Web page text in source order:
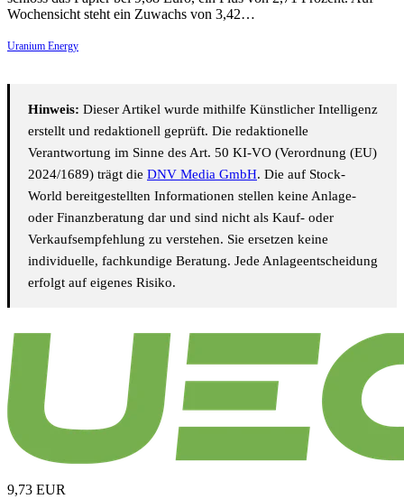
Wochensicht steht ein Zuwachs von 3,42…
Uranium Energy
Hinweis: Dieser Artikel wurde mithilfe Künstlicher Intelligenz
erstellt und redaktionell geprüft. Die redaktionelle
Verantwortung im Sinne des Art. 50 KI-VO (Verordnung (EU)
2024/1689) trägt die DNV Media GmbH. Die auf Stock-
World bereitgestellten Informationen stellen keine Anlage-
oder Finanzberatung dar und sind nicht als Kauf- oder
Verkaufsempfehlung zu verstehen. Sie ersetzen keine
individuelle, fachkundige Beratung. Jede Anlageentscheidung
erfolgt auf eigenes Risiko.
9,73 EUR